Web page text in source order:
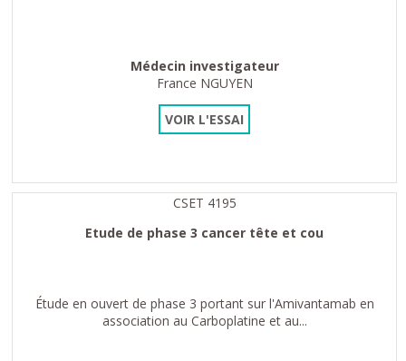
Médecin investigateur
France NGUYEN
VOIR L'ESSAI
CSET 4195
Etude de phase 3 cancer tête et cou
Étude en ouvert de phase 3 portant sur l'Amivantamab en
association au Carboplatine et au...